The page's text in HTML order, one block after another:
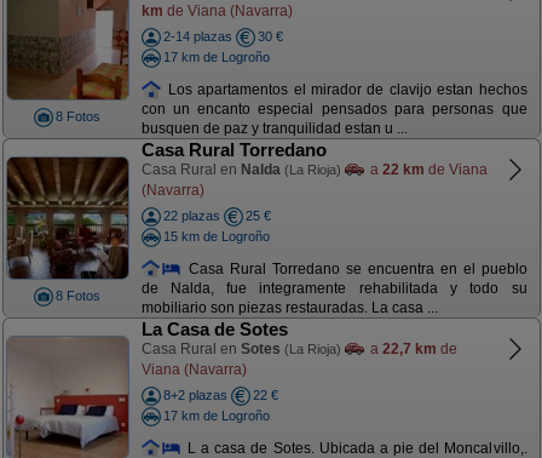
8 Fotos
km de Viana (Navarra)
2-14 plazas
30 €
17 km de Logroño
Los apartamentos el mirador de clavijo estan hechos
con un encanto especial pensados para personas que
busquen de paz y tranquilidad estan u ...
8 Fotos
Casa Rural Torredano
Casa Rural en Nalda (La Rioja) a 22 km de Viana
(Navarra)
22 plazas
25 €
15 km de Logroño
Casa Rural Torredano se encuentra en el pueblo
de Nalda, fue integramente rehabilitada y todo su
mobiliario son piezas restauradas. La casa ...
La Casa de Sotes
Casa Rural en Sotes (La Rioja) a 22,7 km de
Viana (Navarra)
8+2 plazas
22 €
17 km de Logroño
L a casa de Sotes. Ubicada a pie del Moncalvillo,.